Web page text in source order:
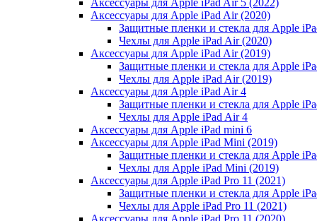
Аксессуары для Apple iPad Air (2020)
Защитные пленки и стекла для Apple
Чехлы для Apple iPad Air (2020)
Аксессуары для Apple iPad Air (2019)
Защитные пленки и стекла для Apple
Чехлы для Apple iPad Air (2019)
Аксессуары для Apple iPad Air 4
Защитные пленки и стекла для Apple
Чехлы для Apple iPad Air 4
Аксессуары для Apple iPad mini 6
Аксессуары для Apple iPad Mini (2019)
Защитные пленки и стекла для Apple
Чехлы для Apple iPad Mini (2019)
Аксессуары для Apple iPad Pro 11 (2021)
Защитные пленки и стекла для Apple
Чехлы для Apple iPad Pro 11 (2021)
Аксессуары для Apple iPad Pro 11 (2020)